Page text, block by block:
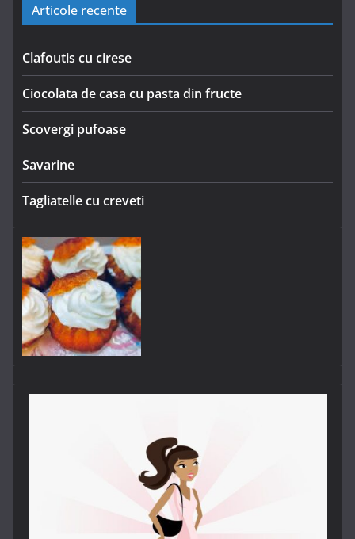
Articole recente
Clafoutis cu cirese
Ciocolata de casa cu pasta din fructe
Scovergi pufoase
Savarine
Tagliatelle cu creveti